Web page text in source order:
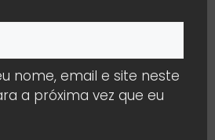
nome, email e site neste
a próxima vez que eu